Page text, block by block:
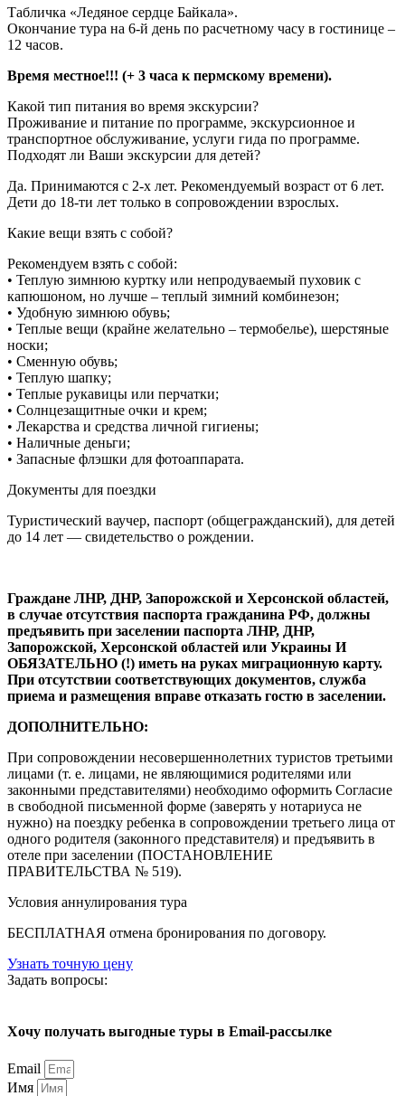
Табличка «Ледяное сердце Байкала».
Окончание тура на 6-й день по расчетному часу в гостинице –
12 часов.
Время местное!!! (+ 3 часа к пермскому времени).
Какой тип питания во время экскурсии?
Проживание и питание по программе, экскурсионное и
транспортное обслуживание, услуги гида по программе.
Подходят ли Ваши экскурсии для детей?
Да. Принимаются c 2-х лет. Рекомендуемый возраст от 6 лет.
Дети до 18-ти лет только в сопровождении взрослых.
Какие вещи взять с собой?
Рекомендуем взять с собой:
• Теплую зимнюю куртку или непродуваемый пуховик с
капюшоном, но лучше – теплый зимний комбинезон;
• Удобную зимнюю обувь;
• Теплые вещи (крайне желательно – термобелье), шерстяные
носки;
• Сменную обувь;
• Теплую шапку;
• Теплые рукавицы или перчатки;
• Солнцезащитные очки и крем;
• Лекарства и средства личной гигиены;
• Наличные деньги;
• Запасные флэшки для фотоаппарата.
Документы для поездки
Туристический ваучер, паспорт (общегражданский), для детей
до 14 лет — свидетельство о рождении.
Граждане ЛНР, ДНР, Запорожской и Херсонской областей,
в случае отсутствия паспорта гражданина РФ, должны
предъявить при заселении паспорта ЛНР, ДНР,
Запорожской, Херсонской областей или Украины И
ОБЯЗАТЕЛЬНО (!) иметь на руках миграционную карту.
При отсутствии соответствующих документов, служба
приема и размещения вправе отказать гостю в заселении.
ДОПОЛНИТЕЛЬНО:
При сопровождении несовершеннолетних туристов третьими
лицами (т. е. лицами, не являющимися родителями или
законными представителями) необходимо оформить Согласие
в свободной письменной форме (заверять у нотариуса не
нужно) на поездку ребенка в сопровождении третьего лица от
одного родителя (законного представителя) и предъявить в
отеле при заселении (ПОСТАНОВЛЕНИЕ
ПРАВИТЕЛЬСТВА № 519).
Условия аннулирования тура
БЕСПЛАТНАЯ отмена бронирования по договору.
Узнать точную цену
Задать вопросы:
Хочу получать выгодные туры в Email-рассылке
Email
Имя